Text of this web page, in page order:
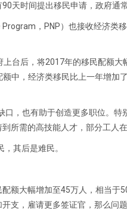
天时间提出移民申请，政府通
，PNP）也接收经济类
台后，将2017年的移民配额
中，经济类移民比上一年增加
，也有助于创造更多职位。
所需的高技能人才，部分工人
其后是难民。
额大幅增加至45万人，相当于
支，雇请更多签证官，那么问题